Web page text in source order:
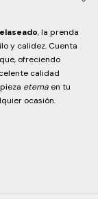
, la prenda
y calidez. Cuenta
ofreciendo
calidad
eterna en tu
ocasión.